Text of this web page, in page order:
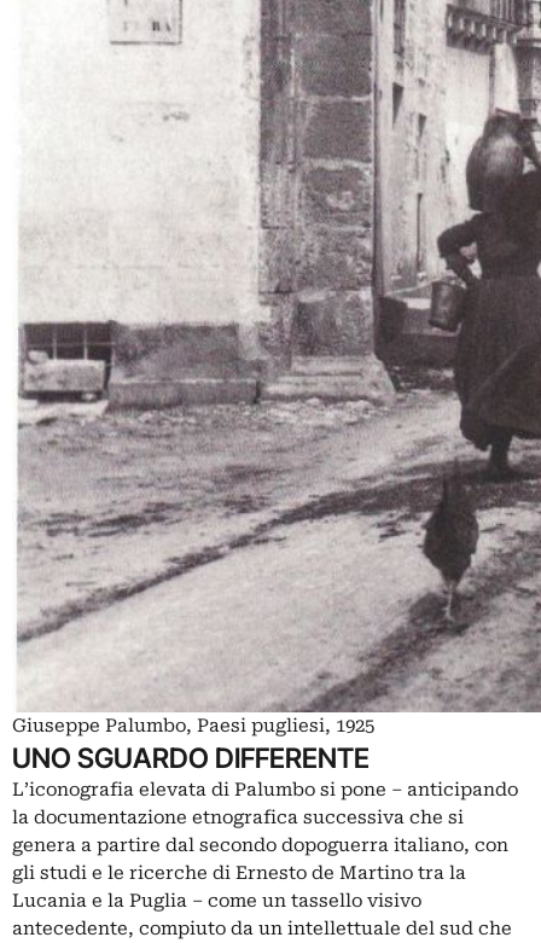
Giuseppe Palumbo, Paesi pugliesi, 1925
UNO SGUARDO DIFFERENTE
L’iconografia elevata di Palumbo si pone ‒ anticipando
la documentazione etnografica successiva che si
genera a partire dal secondo dopoguerra italiano, con
gli studi e le ricerche di Ernesto de Martino tra la
Lucania e la Puglia ‒ come un tassello visivo
antecedente, compiuto da un intellettuale del sud che